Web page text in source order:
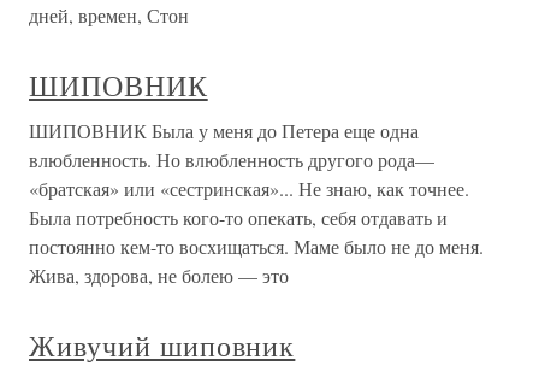
дней, времен, Стон
ШИПОВНИК
ШИПОВНИК Была у меня до Петера еще одна
влюбленность. Но влюбленность другого рода—
«братская» или «сестринская»... Не знаю, как точнее.
Была потребность кого-то опе­кать, себя отдавать и
постоянно кем-то восхищаться. Маме было не до меня.
Жива, здорова, не болею — это
Живучий шиповник